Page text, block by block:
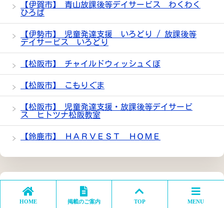
【伊賀市】 青山放課後等デイサービス わくわく
ひろば
【伊勢市】 児童発達支援 いろどり / 放課後等
デイサービス いろどり
【松阪市】 チャイルドウィッシュくぼ
【松阪市】 こもりぐま
【松阪市】 児童発達支援・放課後等デイサービ
ス ヒトツナ松阪教室
【鈴鹿市】 ＨＡＲＶＥＳＴ ＨＯＭＥ
コロナウイルスの抗体キットのご購入はこちらまで
HOME 掲載のご案内 TOP MENU